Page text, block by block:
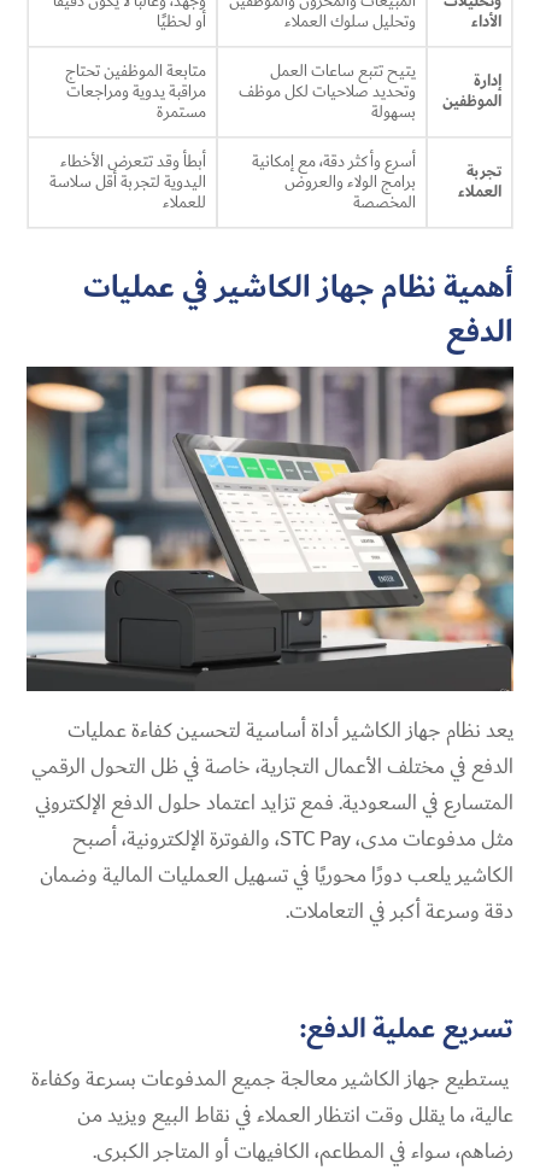
الأداء وتحليل سلوك العملاء أو لحظيًا
إدارة
الموظفين
يتيح تتبع ساعات العمل
وتحديد صلاحيات لكل موظف
بسهولة
متابعة الموظفين تحتاج
مراقبة يدوية ومراجعات
مستمرة
تجربة
العملاء
أسرع وأكثر دقة، مع إمكانية
برامج الولاء والعروض
المخصصة
أبطأ وقد تتعرض الأخطاء
اليدوية لتجربة أقل سلاسة
للعملاء
أهمية نظام جهاز الكاشير في عمليات
الدفع
يعد نظام جهاز الكاشير أداة أساسية لتحسين كفاءة عمليات
الدفع في مختلف الأعمال التجارية، خاصة في ظل التحول الرقمي
المتسارع في السعودية. فمع تزايد اعتماد حلول الدفع الإلكتروني
مثل مدفوعات مدى، STC Pay، والفوترة الإلكترونية، أصبح
الكاشير يلعب دورًا محوريًا في تسهيل العمليات المالية وضمان
دقة وسرعة أكبر في التعاملات.
تسريع عملية الدفع:
يستطيع جهاز الكاشير معالجة جميع المدفوعات بسرعة وكفاءة
عالية، ما يقلل وقت انتظار العملاء في نقاط البيع ويزيد من
رضاهم، سواء في المطاعم، الكافيهات أو المتاجر الكبرى.